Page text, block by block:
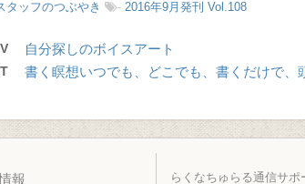
タッフのつぶやき - 2016年9月発刊 Vol.108
自分探しのボイスアート
書く瞑想いつでも、どこでも、書くだけで、
報 らくなちゅらる通信サポ